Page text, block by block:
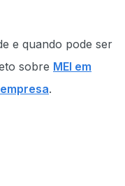
e quando pode ser
sobre MEI em
.